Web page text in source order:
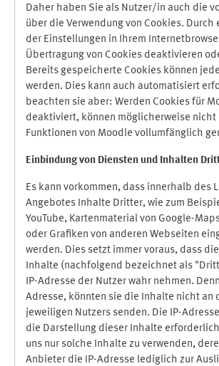
Daher haben Sie als Nutzer/in auch die
über die Verwendung von Cookies. Durch
der Einstellungen in Ihrem
Übertragung von Cookies deaktivieren
Bereits gespeicherte Cookies können
werden. Dies kann auch automatisiert
beachten sie aber: Werden Cookies für
deaktiviert, können möglicherweise nicht
Funktionen von Moodle vollumfänglich
Einbindung von Diensten und Inhalten
Es kann vorkommen, dass innerhalb des
Angebotes Inhalte Dritter, wie zum
YouTube, Kartenmaterial von Google-
oder Grafiken von anderen Webseiten
werden. Dies setzt immer voraus, dass
Inhalte (nachfolgend bezeichnet als
IP-Adresse der Nutzer wahr nehmen.
Adresse, könnten sie die Inhalte nicht an
jeweiligen Nutzers senden. Die IP-
die Darstellung dieser Inhalte
uns nur solche Inhalte zu verwenden,
Anbieter die IP-Adresse lediglich zur